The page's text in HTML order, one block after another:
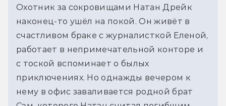
Охотник за сокровищами Натан Дрейк
наконец-то ушёл на покой. Он живёт в
счастливом браке с журналисткой Еленой,
работает в непримечательной конторе и
с тоской вспоминает о былых
приключениях. Но однажды вечером к
нему в офис заваливается родной брат